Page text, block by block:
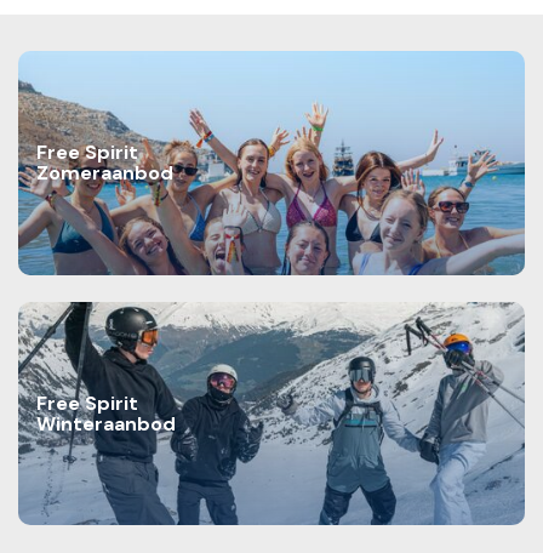
Free Spirit
Zomeraanbod
Free Spirit
Winteraanbod